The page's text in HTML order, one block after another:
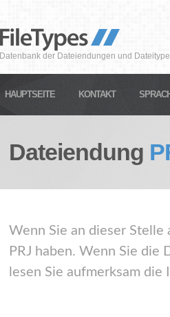
Datenbank der Dateiendungen und
HAUPTSEITE KONTAKT
Dateiendung
Wenn Sie an dieser Stelle
PRJ haben. Wenn Sie
lesen Sie aufmerksam